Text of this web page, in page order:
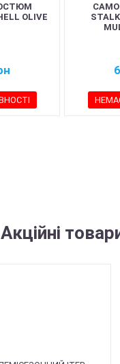
OLIVE
Акційні